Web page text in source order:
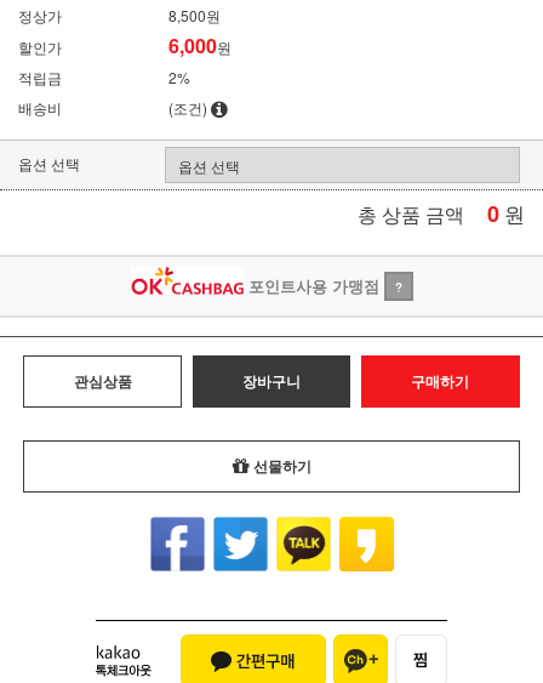
정상가
8,500원
할인가
6,000원
적립금
2%
배송비
(조건)
옵션 선택
총 상품 금액 0 원
포인트사용 가맹점 ?
관심상품 장바구니 구매하기
선물하기